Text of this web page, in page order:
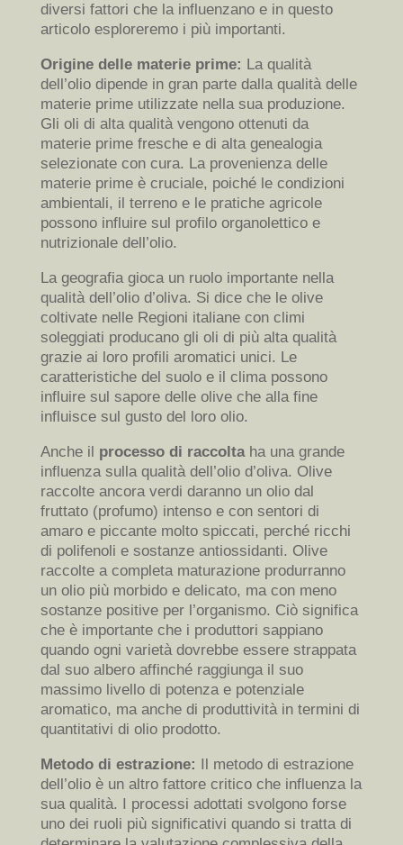
diversi fattori che la influenzano e in questo
articolo esploreremo i più importanti.
Origine delle materie prime: La qualità
dell’olio dipende in gran parte dalla qualità delle
materie prime utilizzate nella sua produzione.
Gli oli di alta qualità vengono ottenuti da
materie prime fresche e di alta genealogia
selezionate con cura. La provenienza delle
materie prime è cruciale, poiché le condizioni
ambientali, il terreno e le pratiche agricole
possono influire sul profilo organolettico e
nutrizionale dell’olio.
La geografia gioca un ruolo importante nella
qualità dell’olio d’oliva. Si dice che le olive
coltivate nelle Regioni italiane con climi
soleggiati producano gli oli di più alta qualità
grazie ai loro profili aromatici unici. Le
caratteristiche del suolo e il clima possono
influire sul sapore delle olive che alla fine
influisce sul gusto del loro olio.
Anche il processo di raccoltaha una grande
influenza sulla qualità dell’olio d’oliva. Olive
raccolte ancora verdi daranno un olio dal
fruttato (profumo) intenso e con sentori di
amaro e piccante molto spiccati, perché ricchi
di polifenoli e sostanze antiossidanti. Olive
raccolte a completa maturazione produrranno
un olio più morbido e delicato, ma con meno
sostanze positive per l’organismo. Ciò significa
che è importante che i produttori sappiano
quando ogni varietà dovrebbe essere strappata
dal suo albero affinché raggiunga il suo
massimo livello di potenza e potenziale
aromatico, ma anche di produttività in termini di
quantitativi di olio prodotto.
Metodo di estrazione: Il metodo di estrazione
dell’olio è un altro fattore critico che influenza la
sua qualità. I processi adottati svolgono forse
uno dei ruoli più significativi quando si tratta di